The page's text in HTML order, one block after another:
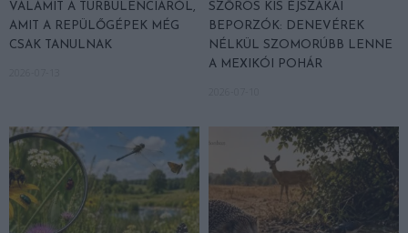
VALAMIT A TURBULENCIÁRÓL,
AMIT A REPÜLŐGÉPEK MÉG
CSAK TANULNAK
SZŐRÖS KIS ÉJSZAKAI
BEPORZÓK: DENEVÉREK
NÉLKÜL SZOMORÚBB LENNE
A MEXIKÓI POHÁR